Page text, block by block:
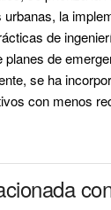
la
de
de
se ha
con menos